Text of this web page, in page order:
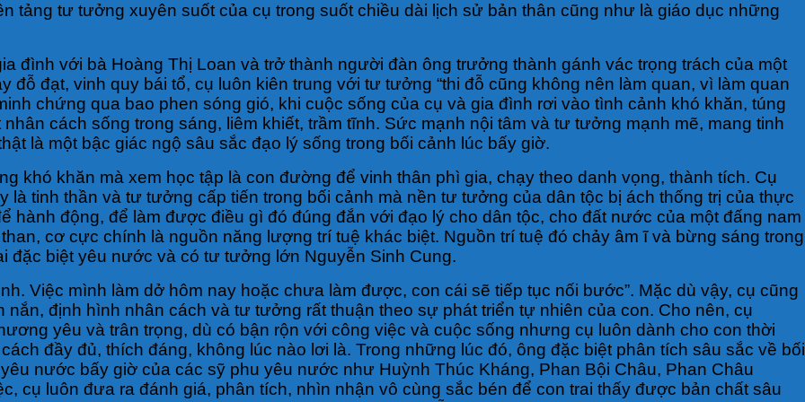
tảng tư tưởng xuyên suốt của cụ trong suốt chiều dài lịch sử bản thân cũng như là giáo dục những
đình với bà Hoàng Thị Loan và trở thành người đàn ông trưởng thành gánh vác trọng trách của một
đỗ đạt, vinh quy bái tổ, cụ luôn kiên trung với tư tưởng “thi đỗ cũng không nên làm quan, vì làm quan
chứng qua bao phen sóng gió, khi cuộc sống của cụ và gia đình rơi vào tình cảnh khó khăn, túng
cách sống trong sáng, liêm khiết, trầm tĩnh. Sức mạnh nội tâm và tư tưởng mạnh mẽ, mang tinh
là một bậc giác ngộ sâu sắc đạo lý sống trong bối cảnh lúc bấy giờ.
khó khăn mà xem học tập là con đường để vinh thân phì gia, chạy theo danh vọng, thành tích. Cụ
là tinh thần và tư tưởng cấp tiến trong bối cảnh mà nền tư tưởng của dân tộc bị ách thống trị của thực
hành động, để làm được điều gì đó đúng đắn với đạo lý cho dân tộc, cho đất nước của một đấng nam
cơ cực chính là nguồn năng lượng trí tuệ khác biệt. Nguồn trí tuệ đó chảy âm ĩ và bừng sáng trong
đặc biệt yêu nước và có tư tưởng lớn Nguyễn Sinh Cung.
Việc mình làm dở hôm nay hoặc chưa làm được, con cái sẽ tiếp tục nối bước”. Mặc dù vậy, cụ cũng
định hình nhân cách và tư tưởng rất thuận theo sự phát triển tự nhiên của con. Cho nên, cụ
yêu và trân trọng, dù có bận rộn với công việc và cuộc sống nhưng cụ luôn dành cho con thời
đầy đủ, thích đáng, không lúc nào lơi là. Trong những lúc đó, ông đặc biệt phân tích sâu sắc về bối
nước bấy giờ của các sỹ phu yêu nước như Huỳnh Thúc Kháng, Phan Bội Châu, Phan Châu
cụ luôn đưa ra đánh giá, phân tích, nhìn nhận vô cùng sắc bén để con trai thấy được bản chất sâu